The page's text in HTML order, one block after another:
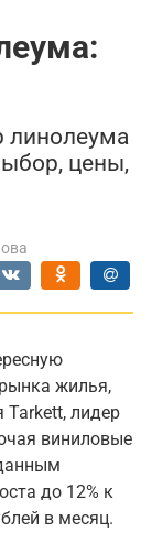
линолеума
цены,
жилья,
лидер
виниловые
до 12% к
в месяц.